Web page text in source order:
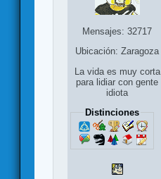
Mensajes: 32717
Ubicación: Zaragoza
La vida es muy corta
para lidiar con gente
idiota
Distinciones